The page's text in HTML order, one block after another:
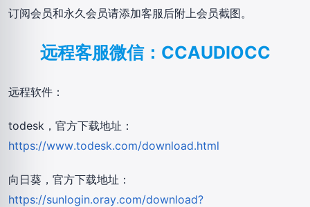
订阅会员和永久会员请添加客服后附上会员截图。
远程客服微信：CCAUDIOCC
远程软件：
todesk，官方下载地址：
https://www.todesk.com/download.html
向日葵，官方下载地址：
https://sunlogin.oray.com/download?